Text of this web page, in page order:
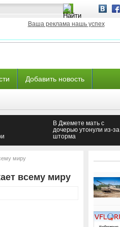
Ваша реклама нашь успех
Добавить новость
В Джемете мать с
дочерью утонули из-за
шторма
миру
всему миру